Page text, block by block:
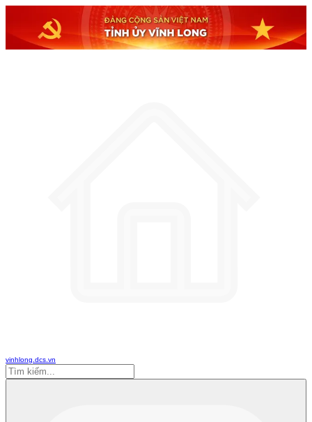
vinhlong.dcs.vn